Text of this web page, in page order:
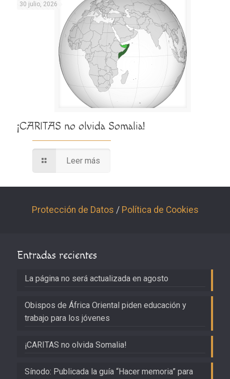
30 julio, 2026
¡CARITAS no olvida Somalia!
Leer más
Protección de Datos / Política de Cookies
Entradas recientes
La página no será actualizada en agosto
Obispos de África Oriental piden educación y
trabajo para los jóvenes
¡CARITAS no olvida Somalia!
Sínodo: Publicada la guía “Hacer memoria” para